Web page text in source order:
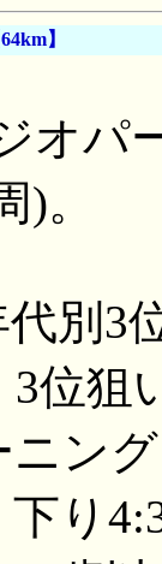
】
オパ
)。
別3
3位狙
ン
り